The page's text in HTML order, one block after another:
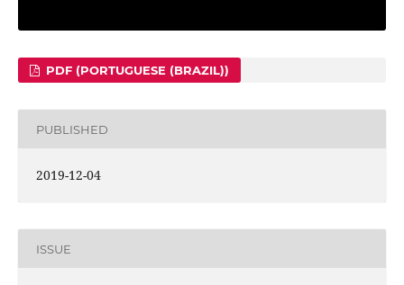
PDF (PORTUGUESE (BRAZIL))
PUBLISHED
2019-12-04
ISSUE